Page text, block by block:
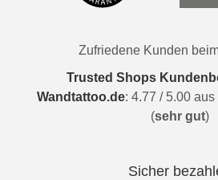
Zufriedene Kunden
Trusted Shops
Wandtattoo.de: 4.77 / 5.00 aus
(sehr gut)
Sicher